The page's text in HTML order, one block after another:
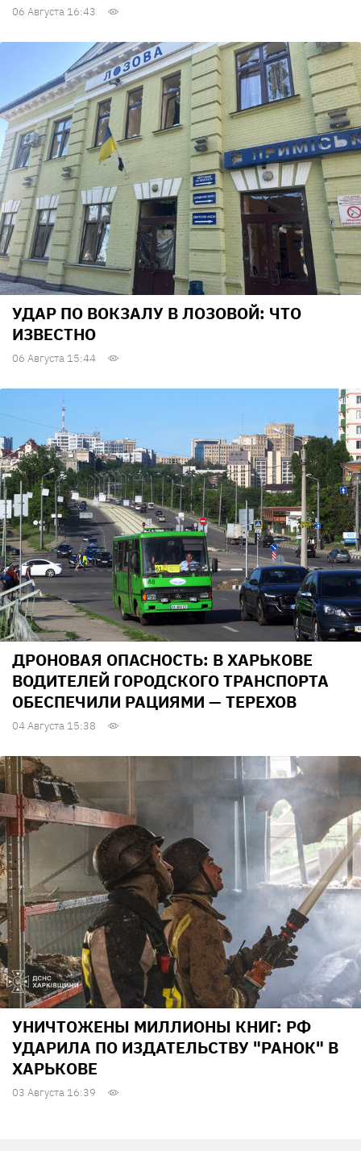
06 Августа 16:43
УДАР ПО ВОКЗАЛУ В ЛОЗОВОЙ: ЧТО
ИЗВЕСТНО
06 Августа 15:44
ДРОНОВАЯ ОПАСНОСТЬ: В ХАРЬКОВЕ
ВОДИТЕЛЕЙ ГОРОДСКОГО ТРАНСПОРТА
ОБЕСПЕЧИЛИ РАЦИЯМИ — ТЕРЕХОВ
04 Августа 15:38
УНИЧТОЖЕНЫ МИЛЛИОНЫ КНИГ: РФ
УДАРИЛА ПО ИЗДАТЕЛЬСТВУ "РАНОК" В
ХАРЬКОВЕ
03 Августа 16:39